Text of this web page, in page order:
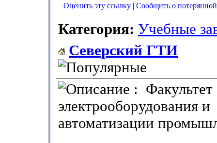
Оценить эту ссылку| Сообщить о
Категория: Учебные
Северский ГТИ
: Факультет
электрооборудования и
автоматизации